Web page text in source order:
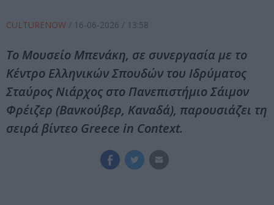
CULTURENOW / 16-06-2026 / 13:58
Το Μουσείο Μπενάκη, σε συνεργασία με το
Κέντρο Ελληνικών Σπουδών του Ιδρύματος
Σταύρος Νιάρχος στο Πανεπιστήμιο Σάιμον
Φρέιζερ (Βανκούβερ, Καναδά), παρουσιάζει τη
σειρά βίντεο Greece in Context.